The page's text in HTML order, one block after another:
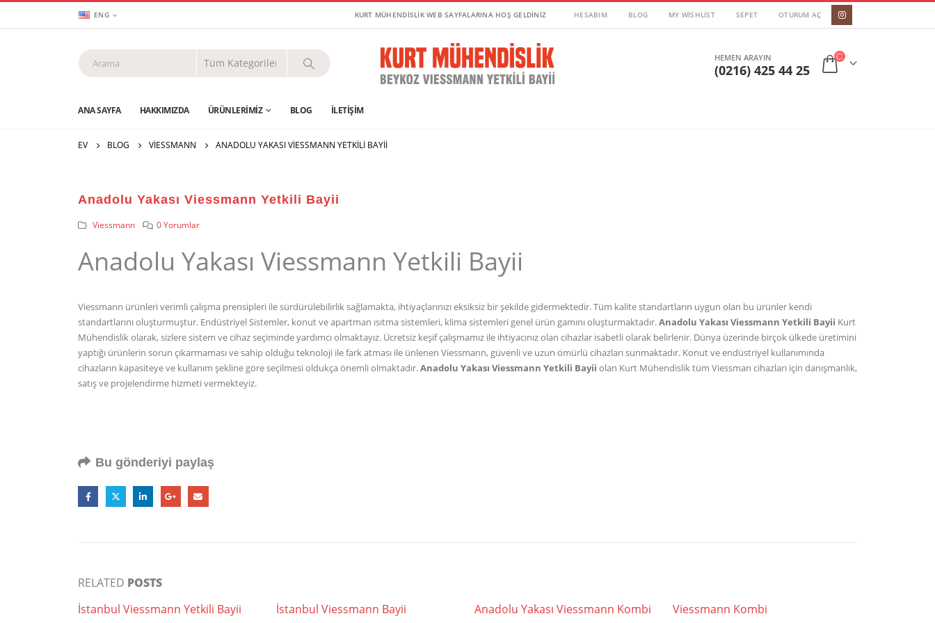
ENG KURT MÜHENDİSLİK WEB SAYFALARINA HOŞ GELDİNİZ HESABIM BLOG MY WISHLIST SEPET OTURUM AÇ
HEMEN ARAYIN
(0216) 425 44 25
ANA SAYFA HAKKIMIZDA ÜRÜNLERIMIZ BLOG İLETIŞIM
EV BLOG VIESSMANN ANADOLU YAKASI VIESSMANN YETKILI BAYII
Anadolu Yakası Viessmann Yetkili Bayii
Viessmann 0 Yorumlar
Anadolu Yakası Viessmann Yetkili Bayii
Viessmann ürünleri verimli çalışma prensipleri ile sürdürülebilirlik sağlamakta, ihtiyaçlarınızı eksiksiz bir şekilde gidermektedir. Tüm kalite standartların uygun olan bu ürünler kendi
standartlarını oluşturmuştur. Endüstriyel Sistemler, konut ve apartman ısıtma sistemleri, klima sistemleri genel ürün gamını oluşturmaktadır.Anadolu Yakası Viessmann Yetkili Bayii Kurt
Mühendislik olarak, sizlere sistem ve cihaz seçiminde yardımcı olmaktayız. Ücretsiz keşif çalışmamız ile ihtiyacınız olan cihazlar isabetli olarak belirlenir. Dünya üzerinde birçok ülkede üretimini
yaptığı ürünlerin sorun çıkarmaması ve sahip olduğu teknoloji ile fark atması ile ünlenen Viessmann, güvenli ve uzun ömürlü cihazları sunmaktadır. Konut ve endüstriyel kullanımında
cihazların kapasiteye ve kullanım şekline göre seçilmesi oldukça önemli olmaktadır.Anadolu Yakası Viessmann Yetkili Bayii olan Kurt Mühendislik tüm Viessman cihazları için danışmanlık,
satış ve projelendirme hizmeti vermekteyiz.
Bu gönderiyi paylaş
RELATED POSTS
İstanbul Viessmann Yetkili Bayii
İstanbul Viessmann Bayii Anadolu Yakası Viessmann Kombi Viessmann Kombi